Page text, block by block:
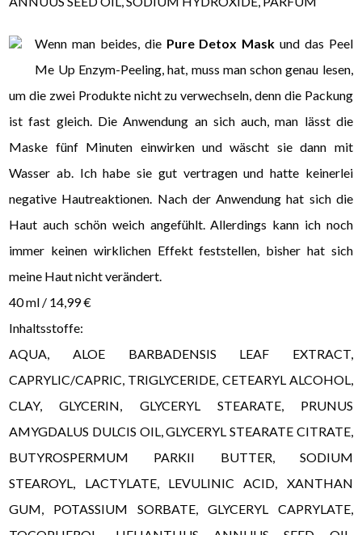
Wenn man beides, die Pure Detox Maskund das Peel
Me Up Enzym-Peeling, hat, muss man schon genau lesen,
um die zwei Produkte nicht zu verwechseln, denn die Packung
ist fast gleich. Die Anwendung an sich auch, man lässt die
Maske fünf Minuten einwirken und wäscht sie dann mit
Wasser ab. Ich habe sie gut vertragen und hatte keinerlei
negative Hautreaktionen. Nach der Anwendung hat sich die
Haut auch schön weich angefühlt. Allerdings kann ich noch
immer keinen wirklichen Effekt feststellen, bisher hat sich
meine Haut nicht verändert.
40 ml / 14,99 €
Inhaltsstoffe:
AQUA, ALOE BARBADENSIS LEAF EXTRACT,
CAPRYLIC/CAPRIC, TRIGLYCERIDE, CETEARYL ALCOHOL,
CLAY, GLYCERIN, GLYCERYL STEARATE, PRUNUS
AMYGDALUS DULCIS OIL, GLYCERYL STEARATE CITRATE,
BUTYROSPERMUM PARKII BUTTER, SODIUM
STEAROYL, LACTYLATE, LEVULINIC ACID, XANTHAN
GUM, POTASSIUM SORBATE, GLYCERYL CAPRYLATE,